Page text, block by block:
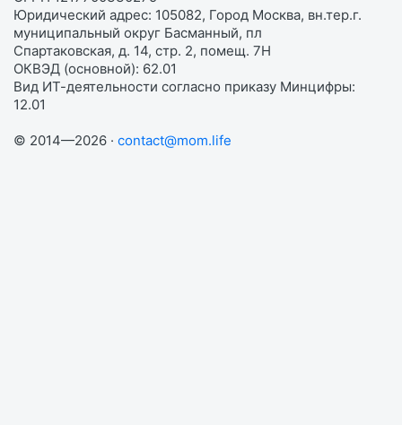
Юридический адрес: 105082, Город Москва, вн.тер.г.
муниципальный округ Басманный, пл
Спартаковская, д. 14, стр. 2, помещ. 7Н
ОКВЭД (основной): 62.01
Вид ИТ-деятельности согласно приказу Минцифры:
12.01
© 2014—2026 · contact@mom.life